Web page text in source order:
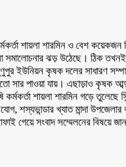
শায়লা শারমিন ও বেশ
ঝড় উঠেছে। ঠিক তখনই
ইউনিয়ন কৃষক দলের সাধারণ
সার পাওয়া যায়। এছাড়াও
শায়লা শারমিন গড়ে
শস্যভান্ডার খ্যাত মান্দা উপজেলার
গেয়ে সংবাদ সম্মেলনের বিষয়ে